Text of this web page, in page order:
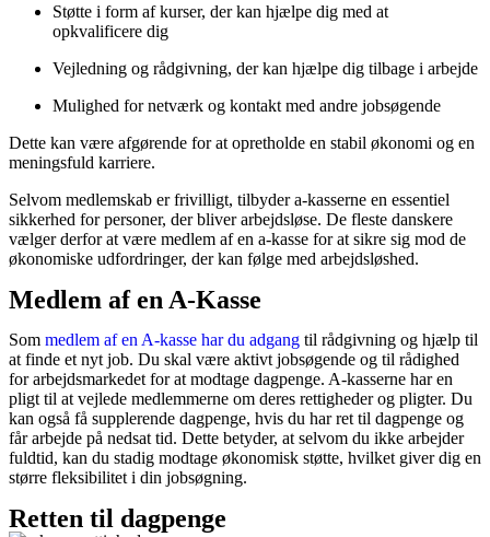
Støtte i form af kurser, der kan hjælpe dig med at
opkvalificere dig
Vejledning og rådgivning, der kan hjælpe dig tilbage i arbejde
Mulighed for netværk og kontakt med andre jobsøgende
Dette kan være afgørende for at opretholde en stabil økonomi og en
meningsfuld karriere.
Selvom medlemskab er frivilligt, tilbyder a-kasserne en essentiel
sikkerhed for personer, der bliver arbejdsløse. De fleste danskere
vælger derfor at være medlem af en a-kasse for at sikre sig mod de
økonomiske udfordringer, der kan følge med arbejdsløshed.
Medlem af en A-Kasse
Som medlem af en A-kasse har du adgang til rådgivning og hjælp til
at finde et nyt job. Du skal være aktivt jobsøgende og til rådighed
for arbejdsmarkedet for at modtage dagpenge. A-kasserne har en
pligt til at vejlede medlemmerne om deres rettigheder og pligter. Du
kan også få supplerende dagpenge, hvis du har ret til dagpenge og
får arbejde på nedsat tid. Dette betyder, at selvom du ikke arbejder
fuldtid, kan du stadig modtage økonomisk støtte, hvilket giver dig en
større fleksibilitet i din jobsøgning.
Retten til dagpenge